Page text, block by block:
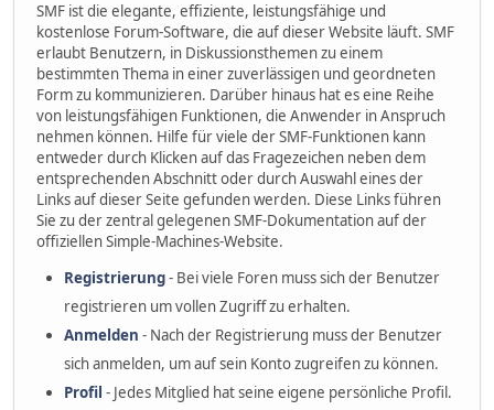
SMF ist die elegante, effiziente, leistungsfähige und
kostenlose Forum-Software, die auf dieser Website läuft. SMF
erlaubt Benutzern, in Diskussionsthemen zu einem
bestimmten Thema in einer zuverlässigen und geordneten
Form zu kommunizieren. Darüber hinaus hat es eine Reihe
von leistungsfähigen Funktionen, die Anwender in Anspruch
nehmen können. Hilfe für viele der SMF-Funktionen kann
entweder durch Klicken auf das Fragezeichen neben dem
entsprechenden Abschnitt oder durch Auswahl eines der
Links auf dieser Seite gefunden werden. Diese Links führen
Sie zu der zentral gelegenen SMF-Dokumentation auf der
offiziellen Simple-Machines-Website.
Registrierung- Bei viele Foren muss sich der Benutzer
registrieren um vollen Zugriff zu erhalten.
Anmelden - Nach der Registrierung muss der Benutzer
sich anmelden, um auf sein Konto zugreifen zu können.
Profil - Jedes Mitglied hat seine eigene persönliche Profil.